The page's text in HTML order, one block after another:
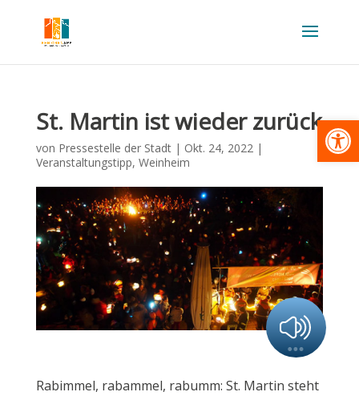
St. Martin ist wieder zurück
von Pressestelle der Stadt| Okt. 24, 2022|
Veranstaltungstipp, Weinheim
Rabimmel, rabammel, rabumm: St. Martin steht